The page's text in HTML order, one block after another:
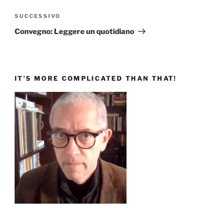
Articolo
successivo
SUCCESSIVO
Convegno: Leggere un quotidiano
IT’S MORE COMPLICATED THAN THAT!